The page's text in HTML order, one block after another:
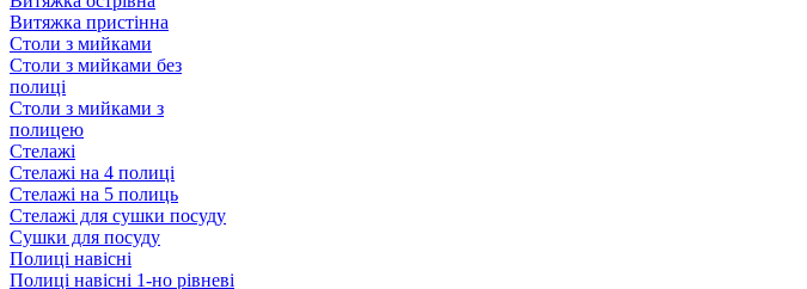
Витяжка пристінна
Столи з мийками
Столи з мийками без
полиці
Столи з мийками з
полицею
Стелажі
Стелажі на 4 полиці
Стелажі на 5 полиць
Стелажі для сушки посуду
Сушки для посуду
Полиці навісні
Полиці навісні 1-но рівневі